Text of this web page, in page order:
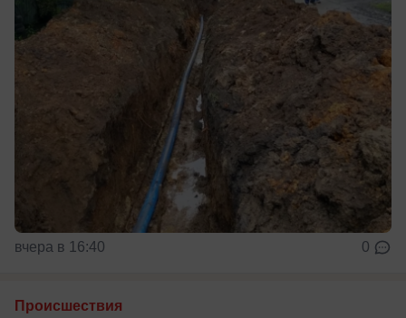
вчера в 16:40 0
Происшествия